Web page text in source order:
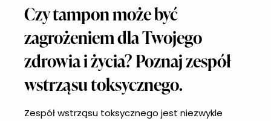
Czy tampon może być
zagrożeniem dla Twojego
zdrowia i życia? Poznaj zespół
wstrząsu toksycznego.
Zespół wstrząsu toksycznego jest niezwykle